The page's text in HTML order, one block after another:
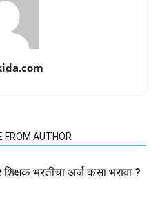
FROM AUTHOR
शिक्षक भरतीचा अर्ज कसा भरावा ?